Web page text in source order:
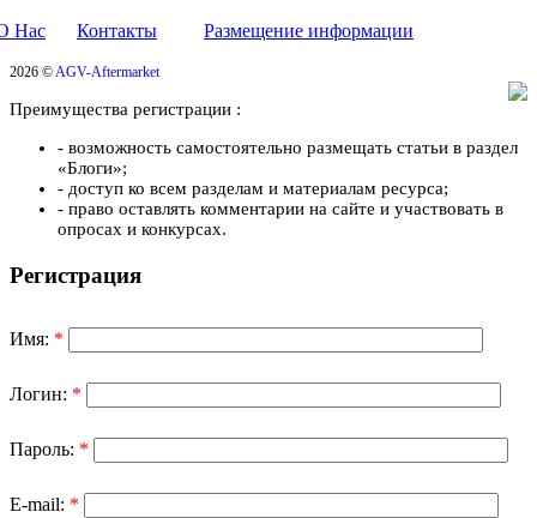
Нас Контакты Размещение информации
2026 ©AGV-Aftermarket
Преимущества регистрации :
- возможность самостоятельно размещать статьи в раздел
«Блоги»;
- доступ ко всем разделам и материалам ресурса;
- право оставлять комментарии на сайте и участвовать в
опросах и конкурсах.
Регистрация
Имя: *
Логин: *
Пароль: *
E-mail: *